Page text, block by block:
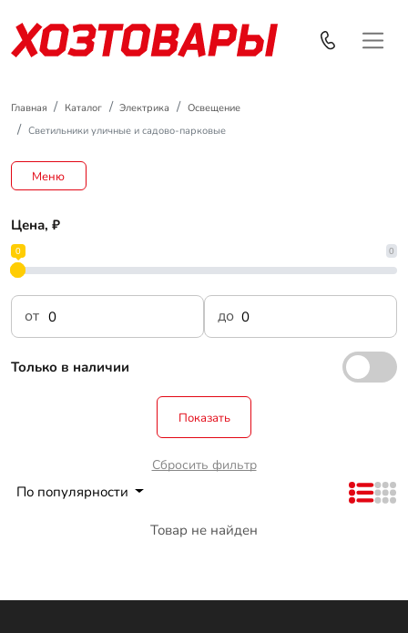
Главная Каталог Электрика
Освещение
Светильники уличные и садово-парковые
Меню
Цена, ₽
0
0
от до
Только в наличии
Показать
Сбросить фильтр
По популярности
Товар не найден